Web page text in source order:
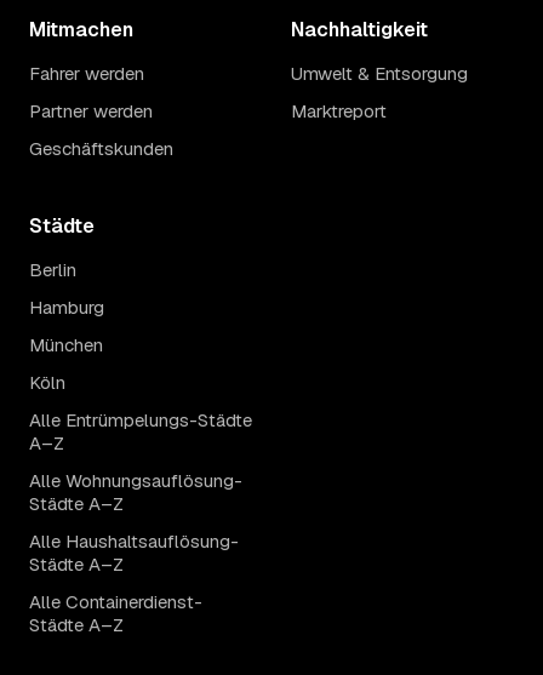
Mitmachen
Fahrer werden
Partner werden
Geschäftskunden
Nachhaltigkeit
Umwelt & Entsorgung
Marktreport
Städte
Berlin
Hamburg
München
Köln
Alle Entrümpelungs-Städte
A–Z
Alle Wohnungsauflösung-
Städte A–Z
Alle Haushaltsauflösung-
Städte A–Z
Alle Containerdienst-
Städte A–Z